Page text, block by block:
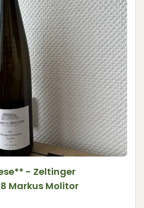
- Zeltinger
Markus Molitor